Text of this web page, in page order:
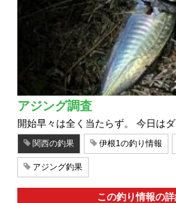
アジング調査
開始早々は全く当たらず。 今日は
関西の釣果 伊根1の釣り情報
アジング釣果
この釣り情報の